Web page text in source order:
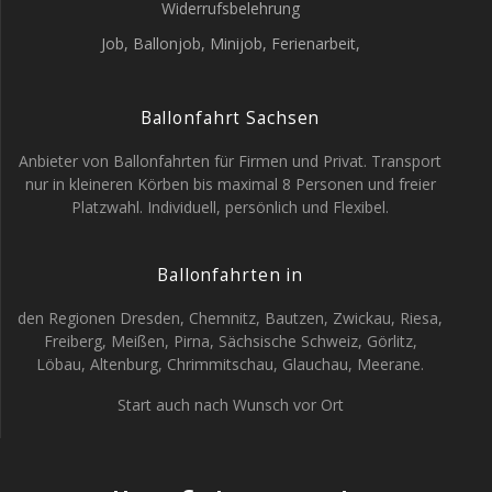
Widerrufsbelehrung
Job, Ballonjob, Minijob, Ferienarbeit,
Ballonfahrt Sachsen
Anbieter von Ballonfahrten für Firmen und Privat. Transport
nur in kleineren Körben bis maximal 8 Personen und freier
Platzwahl. Individuell, persönlich und Flexibel.
Ballonfahrten in
den Regionen Dresden, Chemnitz, Bautzen, Zwickau, Riesa,
Freiberg, Meißen, Pirna, Sächsische Schweiz, Görlitz,
Löbau, Altenburg, Chrimmitschau, Glauchau, Meerane.
Start auch nach Wunsch vor Ort